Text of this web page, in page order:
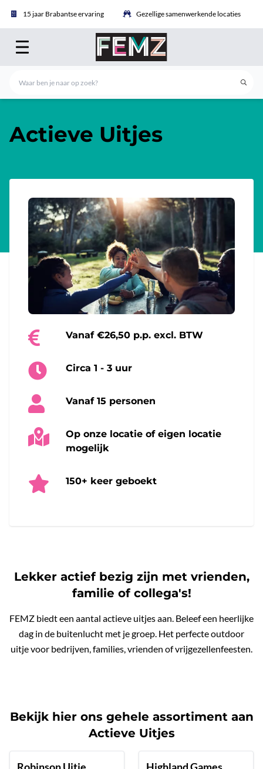
15 jaar Brabantse ervaring Gezellige samenwerkende locaties
Actieve Uitjes
Vanaf €26,50 p.p. excl. BTW
Circa 1 - 3 uur
Vanaf 15 personen
Op onze locatie of eigen locatie
mogelijk
150+ keer geboekt
Lekker actief bezig zijn met vrienden,
familie of collega's!
FEMZ biedt een aantal actieve uitjes aan. Beleef een heerlijke
dag in de buitenlucht met je groep. Het perfecte outdoor
uitje voor bedrijven, families, vrienden of vrijgezellenfeesten.
Bekijk hier ons gehele assortiment aan
Actieve Uitjes